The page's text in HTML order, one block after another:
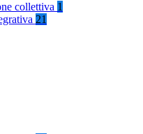
collettiva 1
21